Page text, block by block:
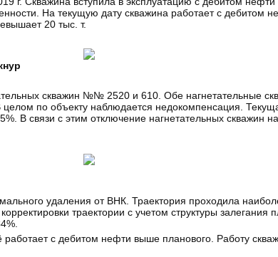
На текущую дату скважина работает с дебитом
20 тыс. т.
скважин №№ 2520 и 610. Обе нагнетательные
целом по объекту наблюдается недокомпенсация.
В связи с этим отключение нагнетательных скважин
удаления от ВНК. Траектория проходила
траектории с учетом структуры залегания
с дебитом нефти выше планового. Работу